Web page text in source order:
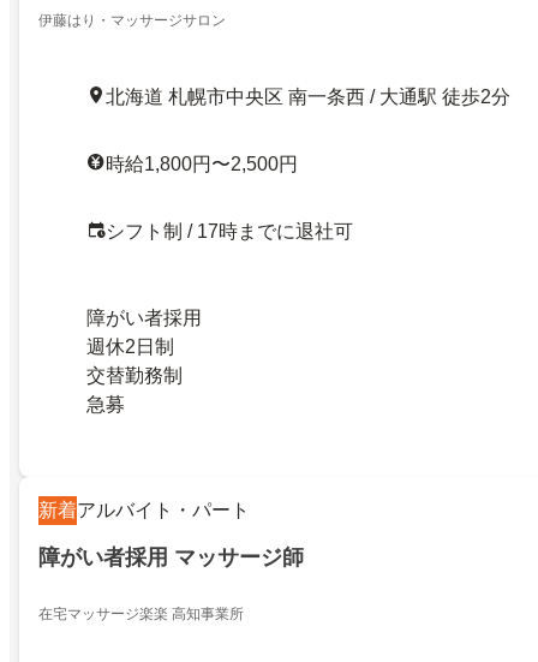
伊藤はり・マッサージサロン
北海道 札幌市中央区 南一条西 / 大通駅 徒歩2分
時給1,800円〜2,500円
シフト制 / 17時までに退社可
障がい者採用
週休2日制
交替勤務制
急募
新着アルバイト・パート
障がい者採用 マッサージ師
在宅マッサージ楽楽 高知事業所